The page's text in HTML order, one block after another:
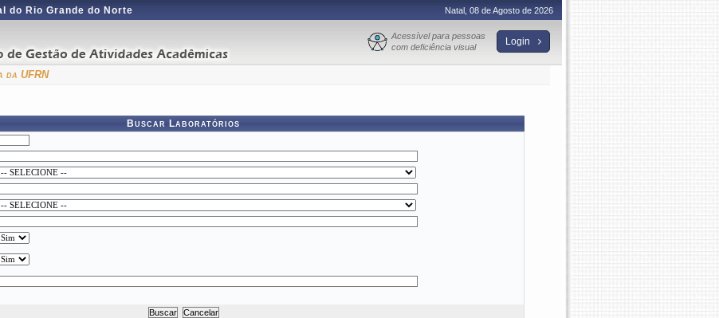
do Rio Grande do Norte Natal, 08 de Agosto de 2026
Acessível para pessoas
com deficiência visual
Login
da UFRN
Buscar Laboratórios